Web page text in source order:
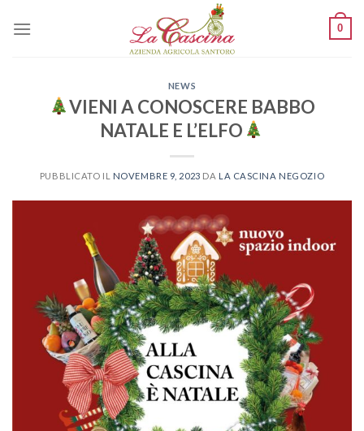
0
NEWS
VIENI A CONOSCERE BABBO
NATALE E L’ELFO
PUBBLICATO IL NOVEMBRE 9, 2023 DA LA CASCINA NEGOZIO